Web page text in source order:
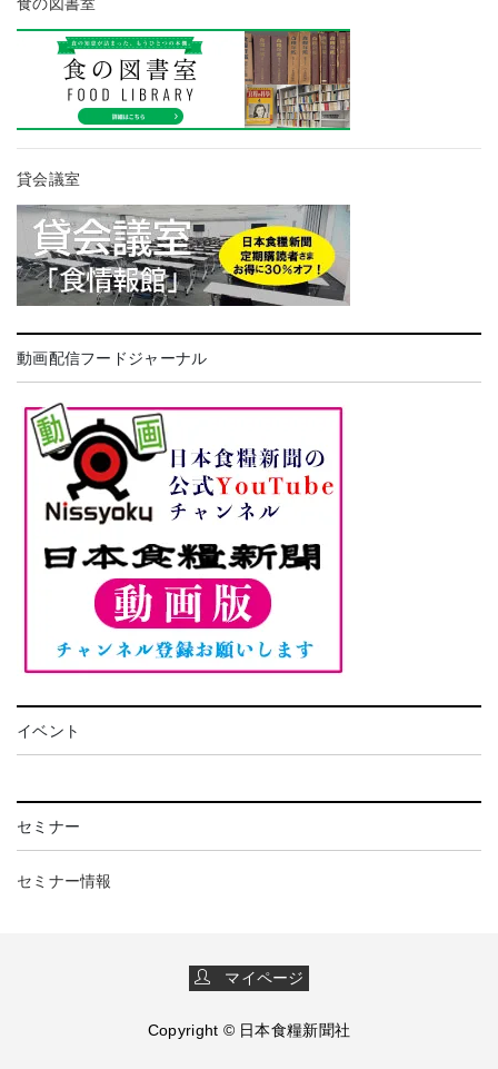
貸会議室
動画配信フードジャーナル
イベント
セミナー
セミナー情報
マイページ
Copyright © 日本食糧新聞社